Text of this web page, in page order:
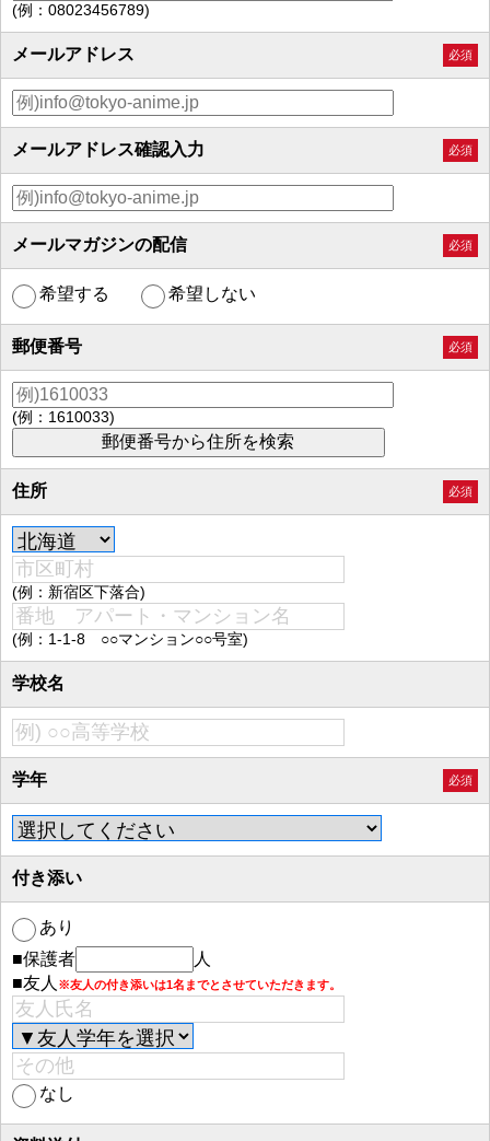
(例：08023456789)
メールアドレス 必須
メールアドレス確認入力 必須
メールマガジンの配信 必須
希望する 希望しない
郵便番号 必須
(例：1610033)
住所 必須
(例：新宿区下落合)
(例：1-1-8 ○○マンション○○号室)
学校名
学年 必須
付き添い
あり
■保護者
人
■友人 ※友人の付き添いは1名までとさせていただきます。
なし